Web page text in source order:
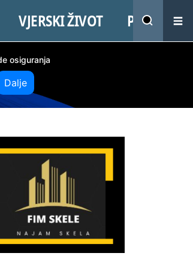
VJERSKI ŽIVOT PROMO
osiguranja
Dalje